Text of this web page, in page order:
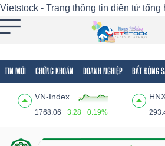
Vietstock - Trang thông tin điện tử tổng
TIN MỚI CHỨNG KHOÁN DOANH NGHIỆP BẤT ĐỘNG
VN-Index
1768.06 3.28 0.19%
Tất cả Tính năng Ngành
Tính
(-)